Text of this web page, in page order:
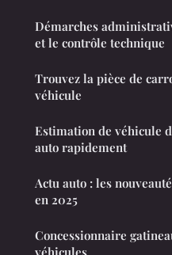
Démarches
et le contrôle technique
Trouvez la pièce de
véhicule
Estimation de véhicule
auto rapidement
Actu auto : les
en 2025
Concessionnaire